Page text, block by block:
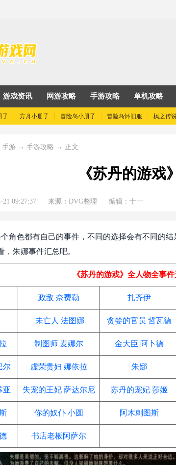
游戏资讯 网游攻略 手游攻略 单机攻略
子 方舟小册子 冒险岛小册子 冒险岛怀旧服 枫之传
手游 → 手游攻略 → 正文
《苏丹的游
09:27:37 来源：DVG整理 编辑：十一
个角色都有自己的事件，不同的选择会有不同的
朱娜事件汇总吧。
《苏丹的游戏》全人物全事
政敌 奈费勒 扎齐伊
未亡人 法图娜 贪婪的官员 哲瓦德
制图师 麦娜尔 金大臣 阿卜德
尔 虚荣贵妇 娜依拉 朱娜
亚 失宠的王妃 萨达尔尼 苏丹的宠妃 莎姬
你的奴仆 小圆 阿木刺图斯
书店老板阿萨尔